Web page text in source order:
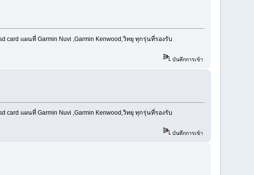
card แผนที่ Garmin Nuvi ,Garmin Kenwood,วิทยุ ทุกรุ่นที่รองรับ
บันทึกการเข้า
card แผนที่ Garmin Nuvi ,Garmin Kenwood,วิทยุ ทุกรุ่นที่รองรับ
บันทึกการเข้า